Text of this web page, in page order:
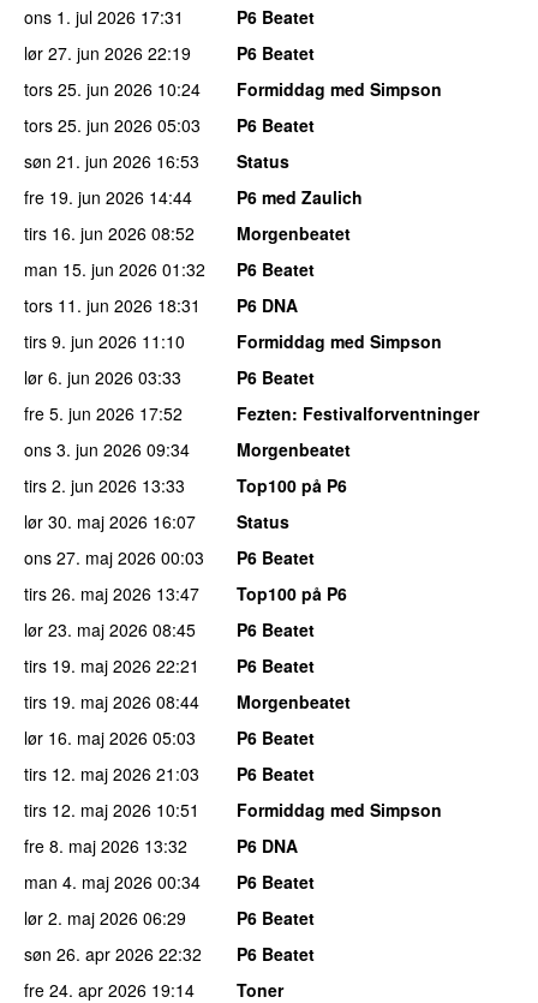
ons 1. jul 2026 17:31
P6 Beatet
lør 27. jun 2026 22:19
P6 Beatet
tors 25. jun 2026 10:24
Formiddag med Simpson
tors 25. jun 2026 05:03
P6 Beatet
søn 21. jun 2026 16:53
Status
fre 19. jun 2026 14:44
P6 med Zaulich
tirs 16. jun 2026 08:52
Morgenbeatet
man 15. jun 2026 01:32
P6 Beatet
tors 11. jun 2026 18:31
P6 DNA
tirs 9. jun 2026 11:10
Formiddag med Simpson
lør 6. jun 2026 03:33
P6 Beatet
fre 5. jun 2026 17:52 Fezten: Festivalforventninger
ons 3. jun 2026 09:34
Morgenbeatet
tirs 2. jun 2026 13:33
Top100 på P6
lør 30. maj 2026 16:07
Status
ons 27. maj 2026 00:03
P6 Beatet
tirs 26. maj 2026 13:47
Top100 på P6
lør 23. maj 2026 08:45
P6 Beatet
tirs 19. maj 2026 22:21
P6 Beatet
tirs 19. maj 2026 08:44
Morgenbeatet
lør 16. maj 2026 05:03
P6 Beatet
tirs 12. maj 2026 21:03
P6 Beatet
tirs 12. maj 2026 10:51
Formiddag med Simpson
fre 8. maj 2026 13:32
P6 DNA
man 4. maj 2026 00:34
P6 Beatet
lør 2. maj 2026 06:29
P6 Beatet
søn 26. apr 2026 22:32
P6 Beatet
fre 24. apr 2026 19:14
Toner